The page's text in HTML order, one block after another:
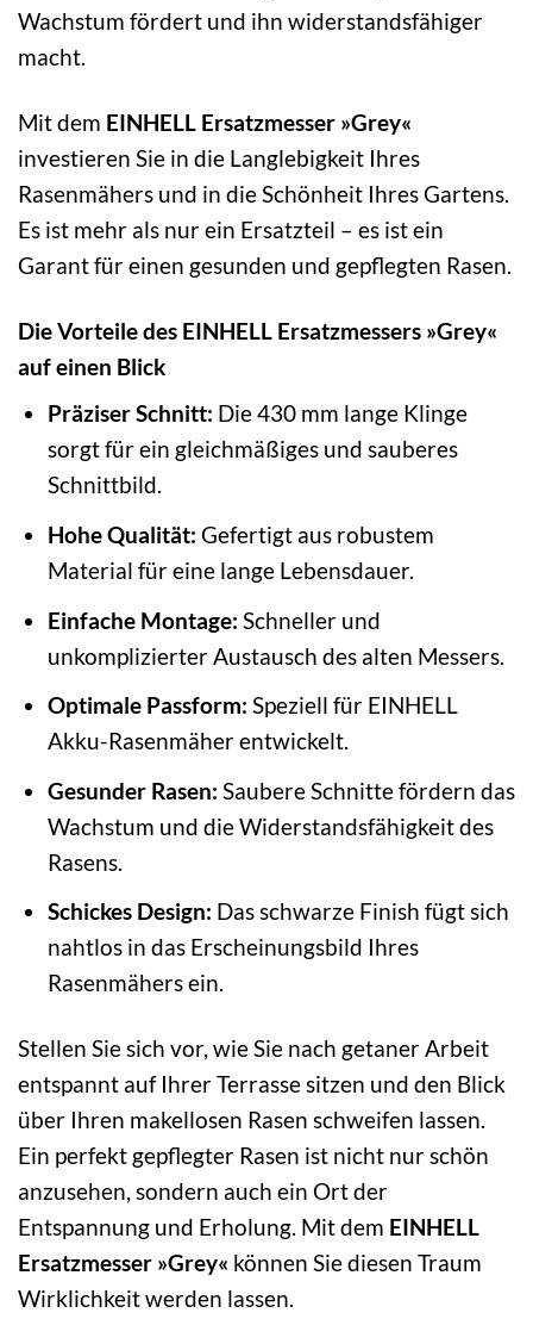
Wachstum fördert und ihn widerstandsfähiger
macht.
Mit dem EINHELL Ersatzmesser »Grey«
investieren Sie in die Langlebigkeit Ihres
Rasenmähers und in die Schönheit Ihres Gartens.
Es ist mehr als nur ein Ersatzteil – es ist ein
Garant für einen gesunden und gepflegten Rasen.
Die Vorteile des EINHELL Ersatzmessers »Grey«
auf einen Blick
Präziser Schnitt: Die 430 mm lange Klinge
sorgt für ein gleichmäßiges und sauberes
Schnittbild.
Hohe Qualität: Gefertigt aus robustem
Material für eine lange Lebensdauer.
Einfache Montage: Schneller und
unkomplizierter Austausch des alten Messers.
Optimale Passform: Speziell für EINHELL
Akku-Rasenmäher entwickelt.
Gesunder Rasen: Saubere Schnitte fördern das
Wachstum und die Widerstandsfähigkeit des
Rasens.
Schickes Design: Das schwarze Finish fügt sich
nahtlos in das Erscheinungsbild Ihres
Rasenmähers ein.
Stellen Sie sich vor, wie Sie nach getaner Arbeit
entspannt auf Ihrer Terrasse sitzen und den Blick
über Ihren makellosen Rasen schweifen lassen.
Ein perfekt gepflegter Rasen ist nicht nur schön
anzusehen, sondern auch ein Ort der
Entspannung und Erholung. Mit dem EINHELL
Ersatzmesser »Grey« können Sie diesen Traum
Wirklichkeit werden lassen.